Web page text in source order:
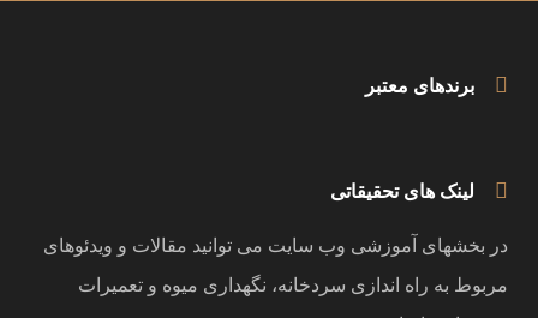
برندهای معتبر
لینک های تحقیقاتی
در بخشهای آموزشی وب سایت می توانید مقالات و ویدئوهای
مربوط به راه اندازی سردخانه، نگهداری میوه و تعمیرات